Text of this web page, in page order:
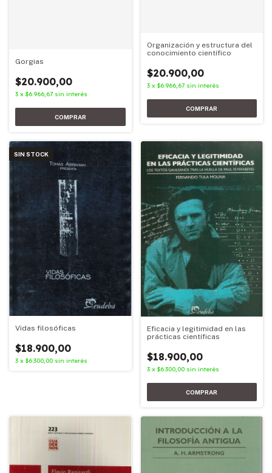
Gorgias
$20.900,00
3 x $6.966,67 sin interés
Organización y estructura del
conocimiento científico
$20.900,00
3 x $6.966,67 sin interés
SIN STOCK
Vidas filosóficas
$18.900,00
3 x $6.300,00 sin interés
Eficacia y legitimidad en las
prácticas científicas
$18.900,00
3 x $6.300,00 sin interés